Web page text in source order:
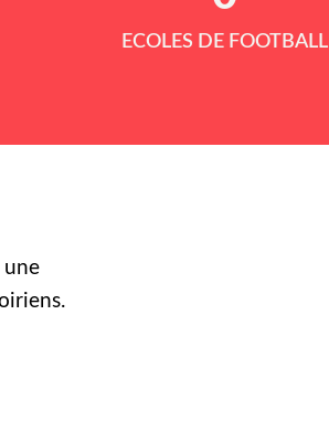
ECOLES DE FOOTBALL
une